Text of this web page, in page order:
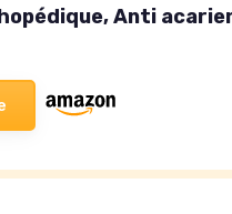
Anti